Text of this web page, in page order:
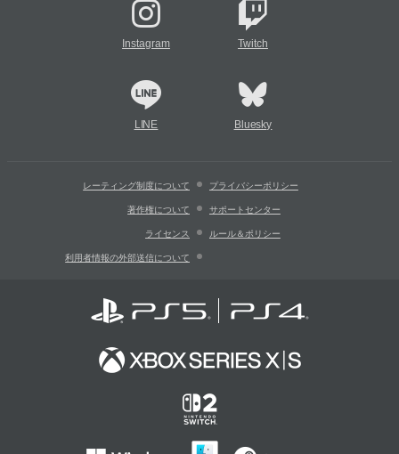
Instagram Twitch
LINE Bluesky
レーティング制度について プライバシーポリシー
著作権について サポートセンター
ライセンス ルール＆ポリシー
利用者情報の外部送信について